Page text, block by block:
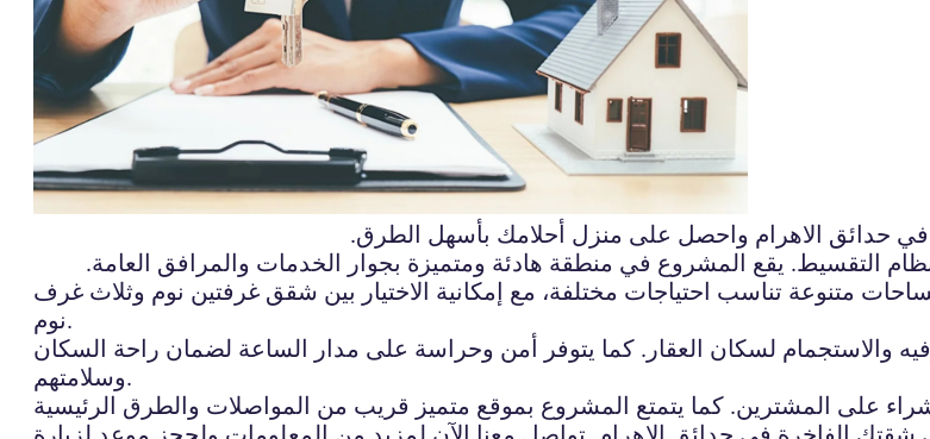
حدائق الاهرام واحصل على منزل أحلامك بأسهل الطرق.
التقسيط. يقع المشروع في منطقة هادئة ومتميزة بجوار الخدمات والمرافق العامة.
متنوعة تناسب احتياجات مختلفة، مع إمكانية الاختيار بين شقق غرفتين نوم وثلاث غرف
نوم.
والاستجمام لسكان العقار. كما يتوفر أمن وحراسة على مدار الساعة لضمان راحة السكان
وسلامتهم.